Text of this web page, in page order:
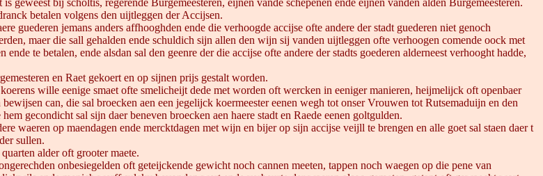
bij scholtis, regerende Burgemeesteren, eijnen vande schepenen ende eijnen vanden alden Burgemeesteren.
betalen volgens den uijtleggen der Accijsen.
guederen jemans anders affhooghden ende die verhoogde accijse ofte andere der stadt guederen niet genoch
maer die sall gehalden ende schuldich sijn allen den wijn sij vanden uijtleggen ofte verhoogen comende oock met
te betalen, ende alsdan sal den geenre der die accijse ofte andere der stadts goederen alderneest verhooght hadde,
en Raet gekoert en op sijnen prijs gestalt worden.
wille eenige smaet ofte smelicheijt dede met worden oft wercken in eeniger manieren, heijmelijck oft openbaer
can, die sal broecken aen een jegelijck koermeester eenen wegh tot onser Vrouwen tot Rutsemaduijn en den
gecondicht sal sijn daer beneven broecken aen haere stadt en Raede eenen goltgulden.
waeren op maendagen ende mercktdagen met wijn en bijer op sijn accijse veijll te brengen en alle goet sal staen daer t
sullen.
alder oft grooter maete.
onbesiegelden oft geteijckende gewicht noch cannen meeten, tappen noch waegen op die pene van